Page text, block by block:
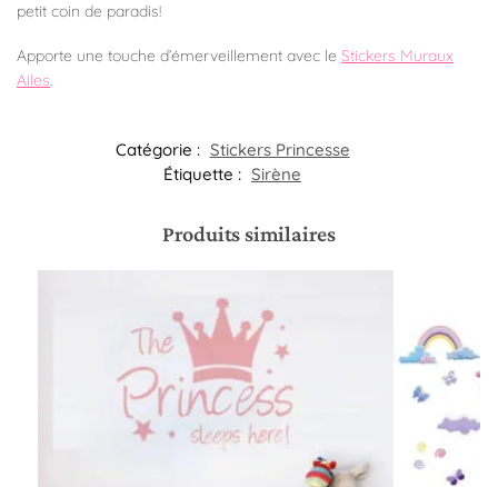
petit coin de paradis!
Apporte une touche d’émerveillement avec le Stickers Muraux
Ailes.
Catégorie : Stickers Princesse
Étiquette : Sirène
Produits similaires